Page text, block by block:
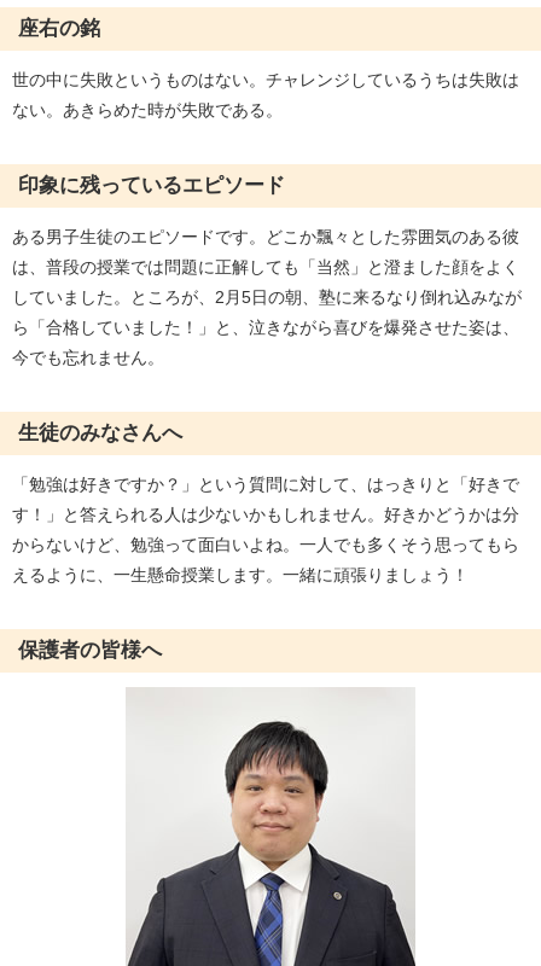
座右の銘
世の中に失敗というものはない。チャレンジしているうちは失敗は
ない。あきらめた時が失敗である。
印象に残っているエピソード
ある男子生徒のエピソードです。どこか飄々とした雰囲気のある彼
は、普段の授業では問題に正解しても「当然」と澄ました顔をよく
していました。ところが、2月5日の朝、塾に来るなり倒れ込みなが
ら「合格していました！」と、泣きながら喜びを爆発させた姿は、
今でも忘れません。
生徒のみなさんへ
「勉強は好きですか？」という質問に対して、はっきりと「好きで
す！」と答えられる人は少ないかもしれません。好きかどうかは分
からないけど、勉強って面白いよね。一人でも多くそう思ってもら
えるように、一生懸命授業します。一緒に頑張りましょう！
保護者の皆様へ